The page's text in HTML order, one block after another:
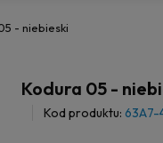
- niebieski
Kodura 05 -
Kod produktu: 63A7-